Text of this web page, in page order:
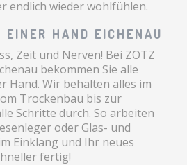
endlich wieder wohlfühlen.
EINER HAND EICHENAU
Zeit und Nerven! Bei ZOTZ
bekommen Sie alle
Hand. Wir behalten alles im
Trockenbau bis zur
Schritte durch. So arbeiten
oder Glas- und
Einklang und Ihr neues
fertig!